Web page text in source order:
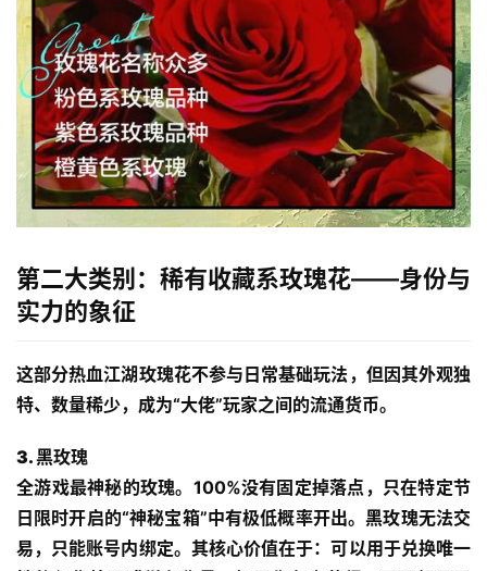
第二大类别：稀有收藏系玫瑰花——身份与
实力的象征
这部分热血江湖玫瑰花不参与日常基础玩法，但因其外观独
特、数量稀少，成为“大佬”玩家之间的流通货币。
3. 黑玫瑰
全游戏最神秘的玫瑰。100%没有固定掉落点，只在特定节
日限时开启的“神秘宝箱”中有极低概率开出。黑玫瑰无法交
易，只能账号内绑定。其核心价值在于：可以用于兑换唯一